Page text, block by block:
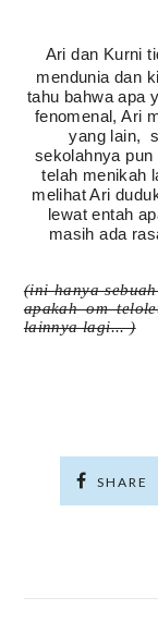
Ari dan Kurni
mendunia dan
tahu bahwa apa
fenomenal, Ari
yang lain,
sekolahnya
telah menikah
melihat Ari
lewat entah
masih ada
(ini hanya
apakah om
lainnya lagi... )
SHARE